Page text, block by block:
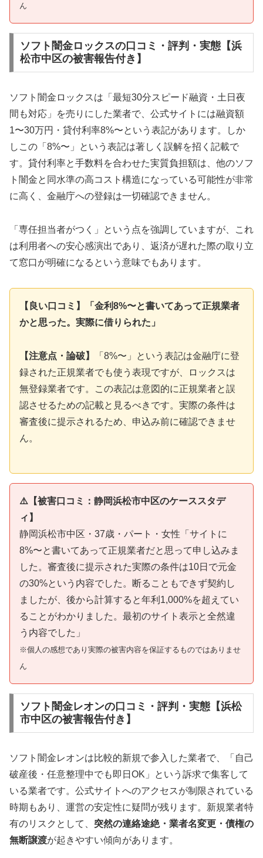
ん
ソフト闇金ロックスの口コミ・評判・実態【浜
松市中区の被害報告付き】
ソフト闇金ロックスは「最短30分スピード融資・土日夜
間も対応」を売りにした業者で、公式サイトには融資額
1〜30万円・貸付利率8%〜という表記があります。しか
しこの「8%〜」という表記は著しく誤解を招く記載で
す。貸付利率と手数料を合わせた実質負担額は、他のソフ
ト闇金と同水準の高コスト構造になっている可能性が非常
に高く、金融庁への登録は一切確認できません。
「専任担当者がつく」という点を強調していますが、これ
は利用者への安心感演出であり、返済が遅れた際の取り立
て窓口が明確になるという意味でもあります。
【良い口コミ】「金利8%〜と書いてあって正規業者
かと思った。実際に借りられた」
【注意点・論破】
「8%〜」という表記は金融庁に登
録された正規業者でも使う表現ですが、ロックスは
無登録業者です。この表記は意図的に正規業者と誤
認させるための記載と見るべきです。実際の条件は
審査後に提示されるため、申込み前に確認できませ
ん。
⚠️【被害口コミ：静岡浜松市中区のケーススタデ
ィ】
静岡浜松市中区・37歳・パート・女性「サイトに
8%〜と書いてあって正規業者だと思って申し込みま
した。審査後に提示された実際の条件は10日で元金
の30%という内容でした。断ることもできず契約し
ましたが、後から計算すると年利1,000%を超えてい
ることがわかりました。最初のサイト表示と全然違
う内容でした」
※個人の感想であり実際の被害内容を保証するものではありませ
ん
ソフト闇金レオンの口コミ・評判・実態【浜松
市中区の被害報告付き】
ソフト闇金レオンは比較的新規で参入した業者で、「自己
破産後・任意整理中でも即日OK」という訴求で集客して
いる業者です。公式サイトへのアクセスが制限されている
時期もあり、運営の安定性に疑問が残ります。新規業者特
有のリスクとして、 突然の連絡途絶・業者名変更・債権の
無断譲渡が起きやすい傾向があります。